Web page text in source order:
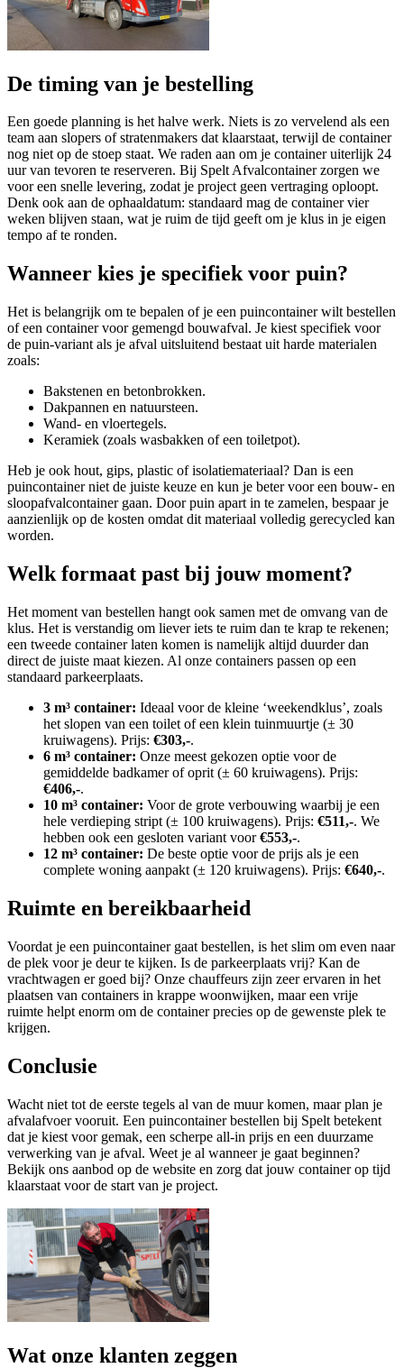
De timing van je bestelling
Een goede planning is het halve werk. Niets is zo vervelend als een
team aan slopers of stratenmakers dat klaarstaat, terwijl de container
nog niet op de stoep staat. We raden aan om je container uiterlijk 24
uur van tevoren te reserveren. Bij Spelt Afvalcontainer zorgen we
voor een snelle levering, zodat je project geen vertraging oploopt.
Denk ook aan de ophaaldatum: standaard mag de container vier
weken blijven staan, wat je ruim de tijd geeft om je klus in je eigen
tempo af te ronden.
Wanneer kies je specifiek voor puin?
Het is belangrijk om te bepalen of je een puincontainer wilt bestellen
of een container voor gemengd bouwafval. Je kiest specifiek voor
de puin-variant als je afval uitsluitend bestaat uit harde materialen
zoals:
Bakstenen en betonbrokken.
Dakpannen en natuursteen.
Wand- en vloertegels.
Keramiek (zoals wasbakken of een toiletpot).
Heb je ook hout, gips, plastic of isolatiemateriaal? Dan is een
puincontainer niet de juiste keuze en kun je beter voor een bouw- en
sloopafvalcontainer gaan. Door puin apart in te zamelen, bespaar je
aanzienlijk op de kosten omdat dit materiaal volledig gerecycled kan
worden.
Welk formaat past bij jouw moment?
Het moment van bestellen hangt ook samen met de omvang van de
klus. Het is verstandig om liever iets te ruim dan te krap te rekenen;
een tweede container laten komen is namelijk altijd duurder dan
direct de juiste maat kiezen. Al onze containers passen op een
standaard parkeerplaats.
3 m³ container: Ideaal voor de kleine ‘weekendklus’, zoals
het slopen van een toilet of een klein tuinmuurtje (± 30
kruiwagens). Prijs: €303,-.
6 m³ container: Onze meest gekozen optie voor de
gemiddelde badkamer of oprit (± 60 kruiwagens). Prijs:
€406,-.
10 m³ container: Voor de grote verbouwing waarbij je een
hele verdieping stript (± 100 kruiwagens). Prijs: €511,-. We
hebben ook een gesloten variant voor€553,-.
12 m³ container: De beste optie voor de prijs als je een
complete woning aanpakt (± 120 kruiwagens). Prijs: €640,-.
Ruimte en bereikbaarheid
Voordat je een puincontainer gaat bestellen, is het slim om even naar
de plek voor je deur te kijken. Is de parkeerplaats vrij? Kan de
vrachtwagen er goed bij? Onze chauffeurs zijn zeer ervaren in het
plaatsen van containers in krappe woonwijken, maar een vrije
ruimte helpt enorm om de container precies op de gewenste plek te
krijgen.
Conclusie
Wacht niet tot de eerste tegels al van de muur komen, maar plan je
afvalafvoer vooruit. Een puincontainer bestellen bij Spelt betekent
dat je kiest voor gemak, een scherpe all-in prijs en een duurzame
verwerking van je afval. Weet je al wanneer je gaat beginnen?
Bekijk ons aanbod op de website en zorg dat jouw container op tijd
klaarstaat voor de start van je project.
Wat onze klanten zeggen